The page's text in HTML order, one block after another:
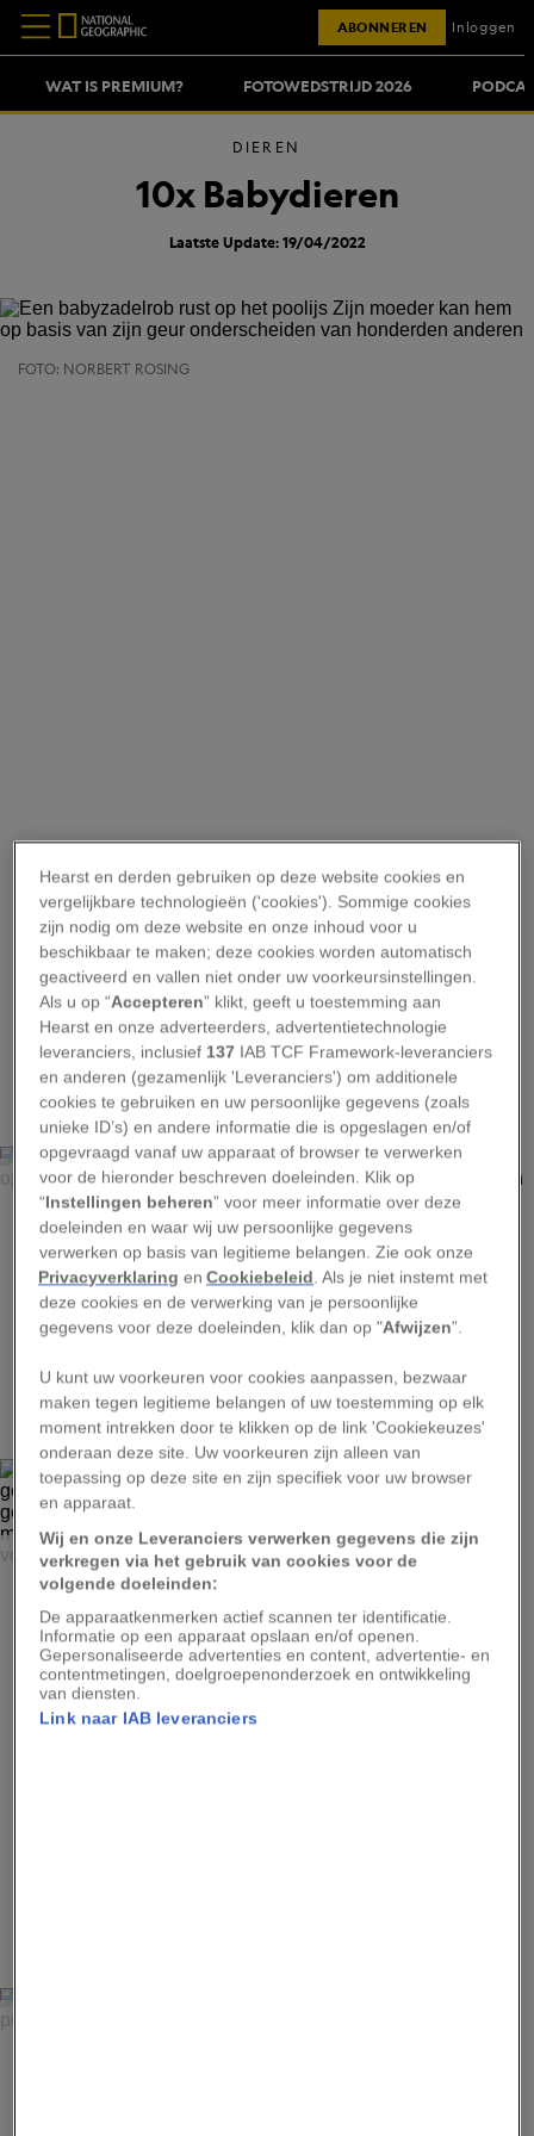
WAT IS PREMIUM? FOTOWEDSTRIJD 2026
ABONNEREN Inloggen
DIEREN
10x Babydieren
Laatste Update: 19/04/2022
FOTO: NORBERT ROSING
1
FOTO: NORBERT ROSING
Een babyzadelrob rust op het poolijs. Zijn moeder kan
hem op basis van zijn geur onderscheiden van honderden
anderen.
2
FOTO: WILLIAM ALBERT ALLARD
Babyolifanten zijn al groot bij hun geboorte: ze worden
geboren met een lengte van ongeveer een meter en een
gewicht van zo'n 91 kilo. Ze drinken twee tot drie jaar bij
hun moeder en zijn na 9 jaar (mannetjes) of 15 jaar
(vrouwtjes) volwassen.
Hearst en derden gebruiken op deze website cookies en
vergelijkbare technologieën ('cookies'). Sommige cookies
zijn nodig om deze website en onze inhoud voor u
beschikbaar te maken; deze cookies worden automatisch
geactiveerd en vallen niet onder uw voorkeursinstellingen.
Als u op “Accepteren” klikt, geeft u toestemming aan
Hearst en onze adverteerders, advertentietechnologie
leveranciers, inclusief 137 IAB TCF Framework-leveranciers
en anderen (gezamenlijk 'Leveranciers') om additionele
cookies te gebruiken en uw persoonlijke gegevens (zoals
unieke ID’s) en andere informatie die is opgeslagen en/of
opgevraagd vanaf uw apparaat of browser te verwerken
voor de hieronder beschreven doeleinden. Klik op
“Instellingen beheren” voor meer informatie over deze
doeleinden en waar wij uw persoonlijke gegevens
verwerken op basis van legitieme belangen. Zie ook onze
Privacyverklaring enCookiebeleid. Als je niet instemt met
deze cookies en de verwerking van je persoonlijke
gegevens voor deze doeleinden, klik dan op "Afwijzen”.
U kunt uw voorkeuren voor cookies aanpassen, bezwaar
maken tegen legitieme belangen of uw toestemming op elk
moment intrekken door te klikken op de link 'Cookiekeuzes'
onderaan deze site. Uw voorkeuren zijn alleen van
toepassing op deze site en zijn specifiek voor uw browser
en apparaat.
Wij en onze Leveranciers verwerken gegevens die zijn
verkregen via het gebruik van cookies voor de
volgende doeleinden:
De apparaatkenmerken actief scannen ter identificatie.
Informatie op een apparaat opslaan en/of openen.
Gepersonaliseerde advertenties en content, advertentie- en
contentmetingen, doelgroepenonderzoek en ontwikkeling
van diensten.
Link naar IAB leveranciers